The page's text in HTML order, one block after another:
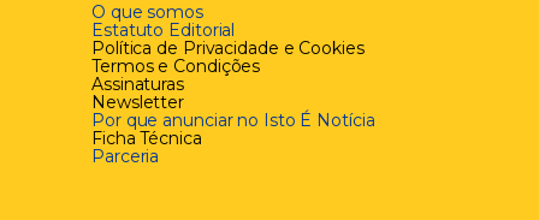
O que somos
Estatuto Editorial
Política de Privacidade e Cookies
Termos e Condições
Assinaturas
Newsletter
Por que anunciar no Isto É Notícia
Ficha Técnica
Parceria